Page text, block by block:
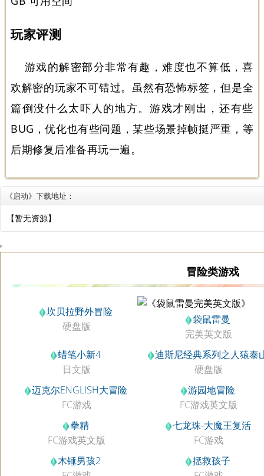
玩家评测
游戏的解密部分非常有趣，难度也不算低，喜
欢解密的玩家不可错过。虽然有恐怖标签，但是全
篇倒没什么太吓人的地方。游戏才刚出，还有些
BUG，优化也有些问题，某些场景掉帧挺严重，等
后期修复后准备再玩一遍。
《启动》下载地址：
【暂无资源】
冒险类游戏
坎贝拉野外冒险
硬盘版
袋鼠雷曼
完美英文版
蜡笔小新4
日文版
迪斯尼经典系列之人猿泰
硬盘版
迈克尔ENGLISH大冒险
FC游戏
游园地冒险
FC游戏英文版
拳精
FC游戏英文版
七龙珠-大魔王复活
FC游戏
木锤男孩2
拯救孩子